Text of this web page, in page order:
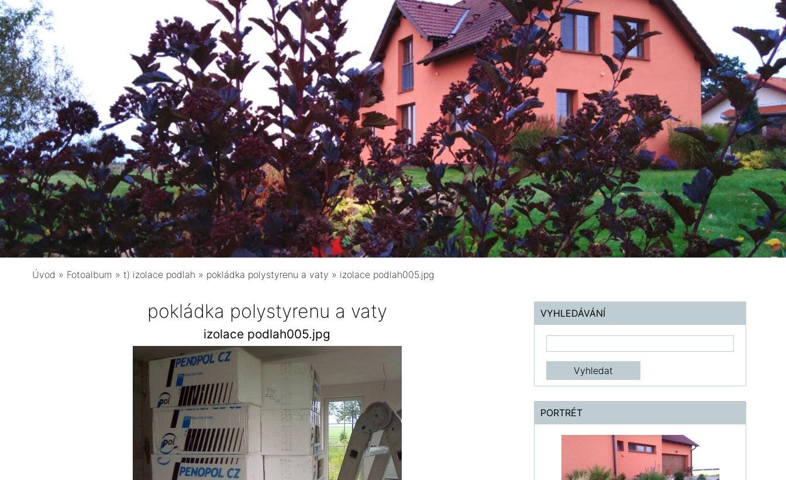
Úvod » Fotoalbum » t) izolace podlah » pokládka polystyrenu a vaty » izolace podlah005.jpg
pokládka polystyrenu a vaty
izolace podlah005.jpg
VYHLEDÁVÁNÍ
PORTRÉT